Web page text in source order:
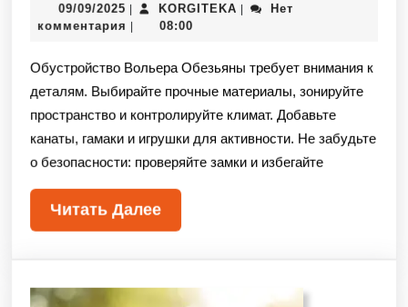
09/09/2025 | KORGITEKA |
Нет
комментария | 08:00
Обустройство Вольера Обезьяны требует внимания к
деталям. Выбирайте прочные материалы, зонируйте
пространство и контролируйте климат. Добавьте
канаты, гамаки и игрушки для активности. Не забудьте
о безопасности: проверяйте замки и избегайте
Читать Далее